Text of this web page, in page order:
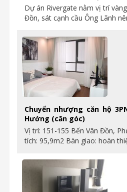
Dự án Rivergate nằm vị trí
Đồn, sát cạnh cầu Ông Lãnh
Chuyển nhượng căn hộ
Hướng (căn góc)
Vị trí: 151-155 Bến Vân Đồn,
tích: 95,9m2 Bàn giao: hoàn